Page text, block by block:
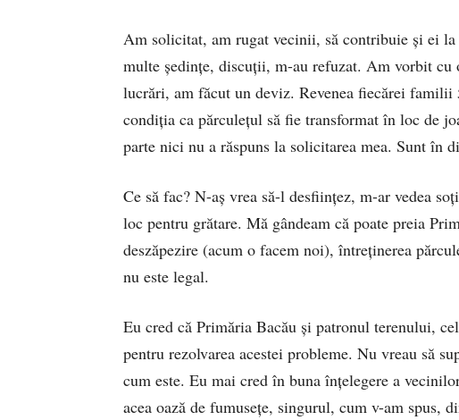
Am solicitat, am rugat vecinii, să contribuie şi ei
multe şedinţe, discuţii, m-au refuzat. Am vorbit cu
lucrări, am făcut un deviz. Revenea fiecărei
condiţia ca părculeţul să fie transformat în loc de
parte nici nu a răspuns la solicitarea mea. Sunt în
Ce să fac? N-aş vrea să-l desfiinţez, m-ar vedea
loc pentru grătare. Mă gândeam că poate preia
deszăpezire (acum o facem noi), întreţinerea
nu este legal.
Eu cred că Primăria Bacău şi patronul terenului,
pentru rezolvarea acestei probleme. Nu vreau să
cum este. Eu mai cred în buna înţelegere a
acea oază de fumuseţe, singurul, cum v-am spus,